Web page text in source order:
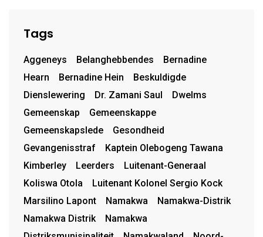
Tags
Aggeneys Belanghebbendes
Bernadine
Hearn
Bernadine Hein
Beskuldigde
Dienslewering
Dr. Zamani Saul
Dwelms
Gemeenskap
Gemeenskappe
Gemeenskapslede
Gesondheid
Gevangenisstraf
Kaptein Olebogeng Tawana
Kimberley
Leerders
Luitenant-Generaal
Koliswa Otola
Luitenant Kolonel Sergio Kock
Marsilino Lapont
Namakwa
Namakwa-Distrik
Namakwa Distrik
Namakwa